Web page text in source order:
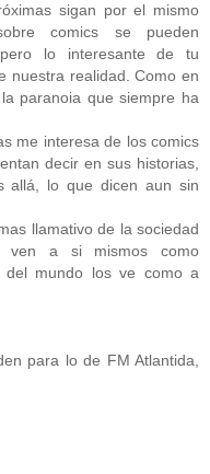
sigan por el mismo
comics se pueden
lo interesante de tu
nuestra realidad. Como en
paranoia que siempre ha
me interesa de los comics
decir en sus historias,
allá, lo que dicen aun sin
llamativo de la sociedad
ven a si mismos como
mundo los ve como a
para lo de FM Atlantida,